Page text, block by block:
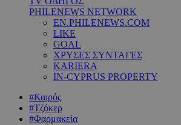
PHILENEWS NETWORK
EN.PHILENEWS.COM
LIKE
GOAL
ΧΡΥΣΕΣ ΣΥΝΤΑΓΕΣ
KARIERA
IN-CYPRUS PROPERTY
#Καιρός
#Τζόκερ
#Φαρμακεία